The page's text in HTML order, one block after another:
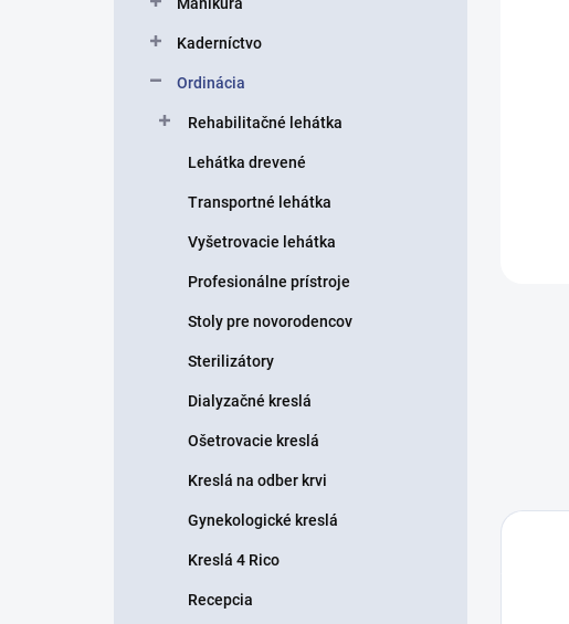
Kaderníctvo
Ordinácia
Rehabilitačné lehátka
Lehátka drevené
Transportné lehátka
Vyšetrovacie lehátka
Profesionálne prístroje
Stoly pre novorodencov
Sterilizátory
Dialyzačné kreslá
Ošetrovacie kreslá
Kreslá na odber krvi
Gynekologické kreslá
Kreslá 4 Rico
Recepcia